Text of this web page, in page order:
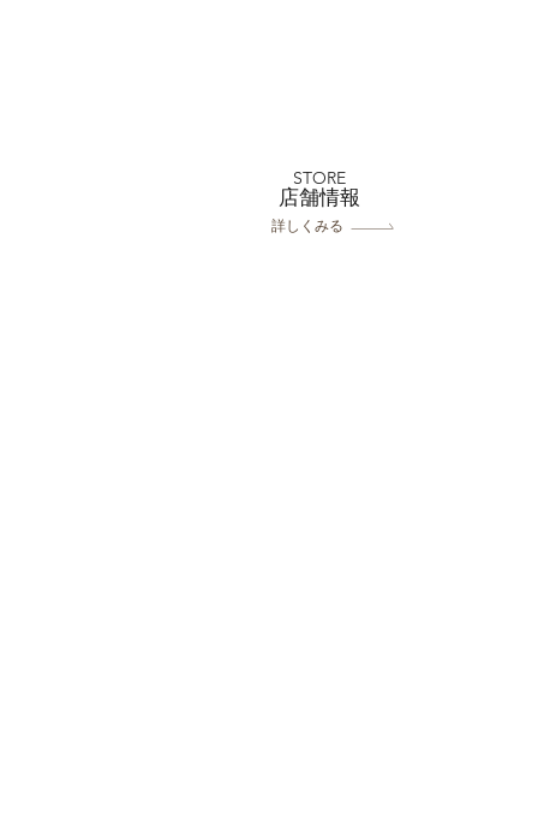
を分かりやすく解説｜フォト
スタジオミルフィーユ浦和店
STORE
​店舗情報
詳しくみる